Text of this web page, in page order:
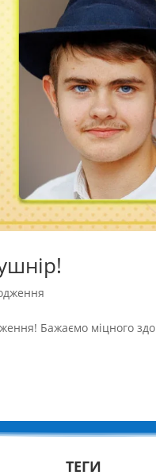
Бажаємо міцного
ТЕГИ